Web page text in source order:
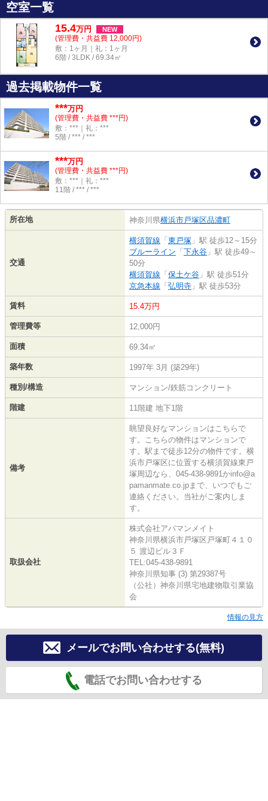
空室一覧
15.4万円 NEW
(管理費・共益費 12,000円)
敷：1ヶ月｜礼：1ヶ月
6階 / 3LDK / 69.34㎡
過去掲載物件一覧
***万円
(管理費・共益費 ***円)
敷：***｜礼：***
5階 / *** / ***
***万円
(管理費・共益費 ***円)
敷：***｜礼：***
11階 / *** / ***
所在地 神奈川県横浜市戸塚区品濃町
交通
横須賀線 「 東戸塚 」駅 徒歩12～15分
ブルーライン 「 下永谷 」駅 徒歩49～
50分
横須賀線 「 保土ケ谷 」駅 徒歩51分
京急本線 「 弘明寺 」駅 徒歩53分
賃料 15.4万円
管理費等 12,000円
面積 69.34㎡
築年数 1997年 3月 (築29年)
種別/構造 マンション/鉄筋コンクリート
階建 11階建 地下1階
備考
眺望良好なマンションはこちらで
す。こちらの物件はマンションで
す。駅まで徒歩12分の物件です。横
浜市戸塚区に位置する横須賀線東戸
塚周辺なら、045-438-9891かinfo@a
pamanmate.co.jpまで、いつでもご
連絡ください。当社がご案内しま
す。
取扱会社
株式会社アパマンメイト
神奈川県横浜市戸塚区戸塚町４１０
５ 渡辺ビル３Ｆ
TEL:045-438-9891
神奈川県知事 (3) 第29387号
（公社）神奈川県宅地建物取引業協
会
情報の見方
メールでお問い合わせする(無料)
電話でお問い合わせする